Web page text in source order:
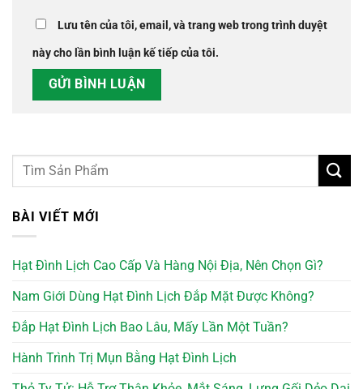
Lưu tên của tôi, email, và trang web trong trình duyệt
này cho lần bình luận kế tiếp của tôi.
BÀI VIẾT MỚI
Hạt Đình Lịch Cao Cấp Và Hàng Nội Địa, Nên Chọn Gì?
Nam Giới Dùng Hạt Đình Lịch Đắp Mặt Được Không?
Đắp Hạt Đình Lịch Bao Lâu, Mấy Lần Một Tuần?
Hành Trình Trị Mụn Bằng Hạt Đình Lịch